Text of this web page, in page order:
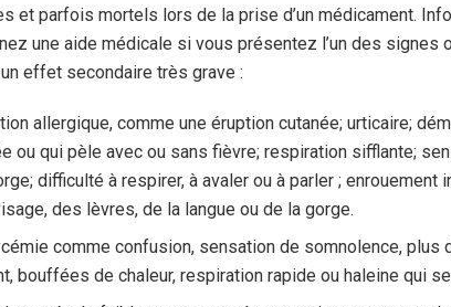
et parfois mortels lors de la prise d’un médicament.
une aide médicale si vous présentez l’un des signes
effet secondaire très grave :
allergique, comme une éruption cutanée; urticaire;
ou qui pèle avec ou sans fièvre; respiration sifflante;
difficulté à respirer, à avaler ou à parler ; enrouement
des lèvres, de la langue ou de la gorge.
comme confusion, sensation de somnolence, plus
bouffées de chaleur, respiration rapide ou haleine qui